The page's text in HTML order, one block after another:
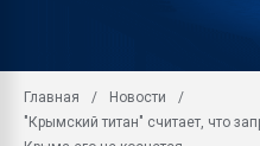
Главная
Новости
"Крымский титан" считает, что